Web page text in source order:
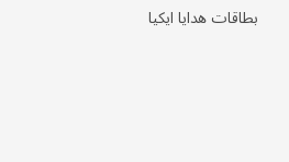
بطاقات هدايا ايكيا